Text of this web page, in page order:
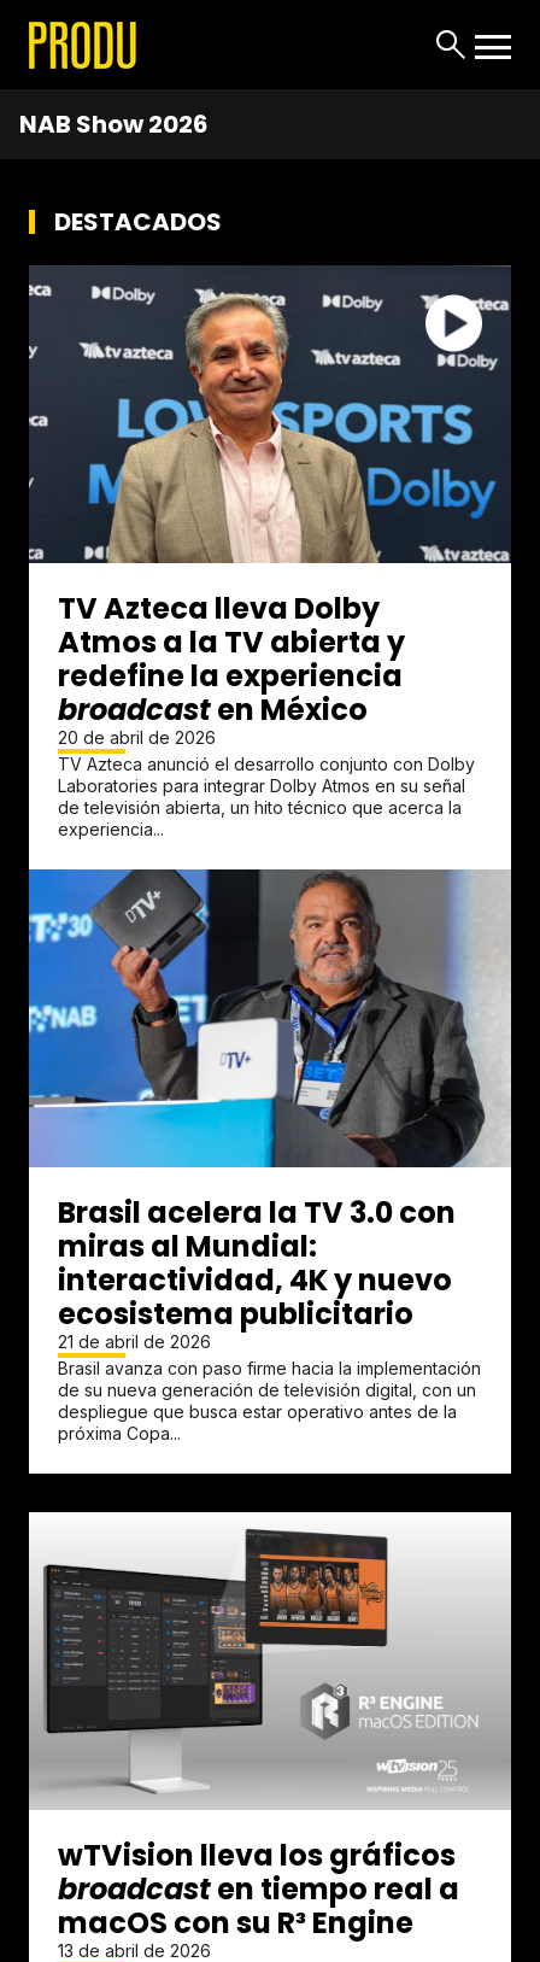
NAB Show 2026
DESTACADOS
TV Azteca lleva Dolby
Atmos a la TV abierta y
redefine la experiencia
broadcasten México
20 de abril de 2026
TV Azteca anunció el desarrollo conjunto con Dolby
Laboratories para integrar Dolby Atmos en su señal
de televisión abierta, un hito técnico que acerca la
experiencia...
Brasil acelera la TV 3.0 con
miras al Mundial:
interactividad, 4K y nuevo
ecosistema publicitario
21 de abril de 2026
Brasil avanza con paso firme hacia la implementación
de su nueva generación de televisión digital, con un
despliegue que busca estar operativo antes de la
próxima Copa...
wTVision lleva los gráficos
broadcasten tiempo real a
macOS con su R³ Engine
13 de abril de 2026